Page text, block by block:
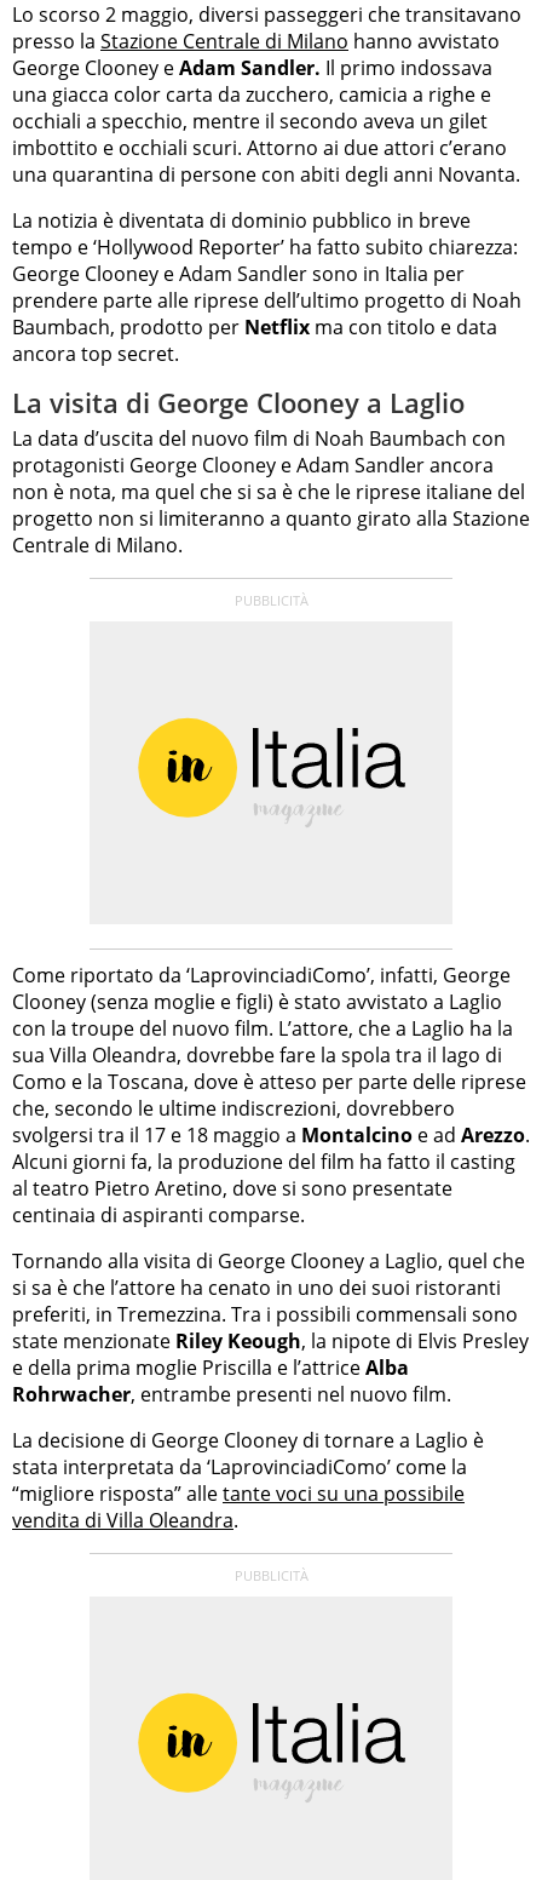
Lo scorso 2 maggio, diversi passeggeri che transitavano
presso la Stazione Centrale di Milano hanno avvistato
George Clooney eAdam Sandler. Il primo indossava
una giacca color carta da zucchero, camicia a righe e
occhiali a specchio, mentre il secondo aveva un gilet
imbottito e occhiali scuri. Attorno ai due attori c’erano
una quarantina di persone con abiti degli anni Novanta.
La notizia è diventata di dominio pubblico in breve
tempo e ‘Hollywood Reporter’ ha fatto subito chiarezza:
George Clooney e Adam Sandler sono in Italia per
prendere parte alle riprese dell’ultimo progetto di Noah
Baumbach, prodotto per Netflix ma con titolo e data
ancora top secret.
La visita di George Clooney a Laglio
La data d’uscita del nuovo film di Noah Baumbach con
protagonisti George Clooney e Adam Sandler ancora
non è nota, ma quel che si sa è che le riprese italiane del
progetto non si limiteranno a quanto girato alla Stazione
Centrale di Milano.
Come riportato da ‘LaprovinciadiComo’, infatti, George
Clooney (senza moglie e figli) è stato avvistato a Laglio
con la troupe del nuovo film. L’attore, che a Laglio ha la
sua Villa Oleandra, dovrebbe fare la spola tra il lago di
Como e la Toscana, dove è atteso per parte delle riprese
che, secondo le ultime indiscrezioni, dovrebbero
svolgersi tra il 17 e 18 maggio a Montalcino e ad Arezzo.
Alcuni giorni fa, la produzione del film ha fatto il casting
al teatro Pietro Aretino, dove si sono presentate
centinaia di aspiranti comparse.
Tornando alla visita di George Clooney a Laglio, quel che
si sa è che l’attore ha cenato in uno dei suoi ristoranti
preferiti, in Tremezzina. Tra i possibili commensali sono
state menzionate Riley Keough, la nipote di Elvis Presley
e della prima moglie Priscilla e l’attriceAlba
Rohrwacher, entrambe presenti nel nuovo film.
La decisione di George Clooney di tornare a Laglio è
stata interpretata da ‘LaprovinciadiComo’ come la
“migliore risposta” alletante voci su una possibile
vendita di Villa Oleandra.